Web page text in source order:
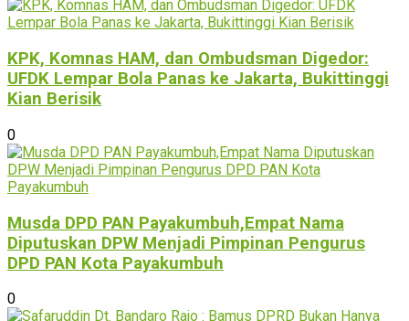
KPK, Komnas HAM, dan Ombudsman Digedor:
UFDK Lempar Bola Panas ke Jakarta, Bukittinggi
Kian Berisik
0
Musda DPD PAN Payakumbuh,Empat Nama
Diputuskan DPW Menjadi Pimpinan Pengurus
DPD PAN Kota Payakumbuh
0